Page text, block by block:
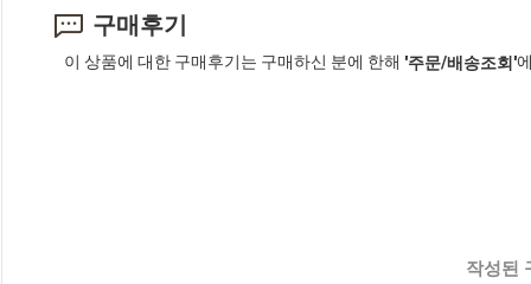
구매후기
이 상품에 대한 구매후기는 구매하신 분에 한해 '주문/배송조회'
작성된